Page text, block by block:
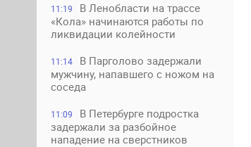
11:19
В Ленобласти на трассе
«Кола» начинаются работы по
ликвидации колейности
11:14
В Парголово задержали
мужчину, напавшего с ножом на
соседа
11:09
В Петербурге подростка
задержали за разбойное
нападение на сверстников